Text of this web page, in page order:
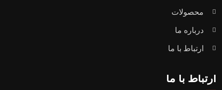
محصولات
درباره ما
ارتباط با ما
ارتباط با ما